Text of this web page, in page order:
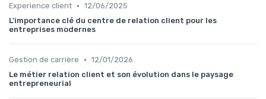
Experience client • 12/06/2025
L'importance clé du centre de relation client pour les
entreprises modernes
Gestion de carrière • 12/01/2026
Le métier relation client et son évolution dans le paysage
entrepreneurial